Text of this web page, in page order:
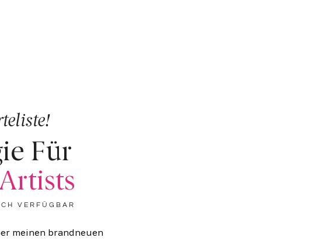
Für
VERFÜGBAR
meinen brandneuen